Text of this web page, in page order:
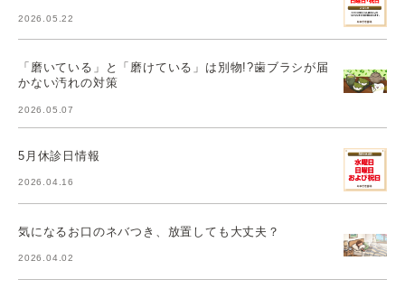
2026.05.22
「磨いている」と「磨けている」は別物!?歯ブラシが届
かない汚れの対策
2026.05.07
5月休診日情報
2026.04.16
気になるお口のネバつき、放置しても大丈夫？
2026.04.02